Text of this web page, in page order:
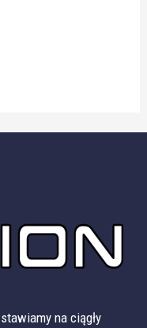
na ciągły